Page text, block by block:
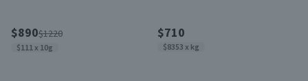
$890$1220
$111 x 10g
$710
$8353 x kg